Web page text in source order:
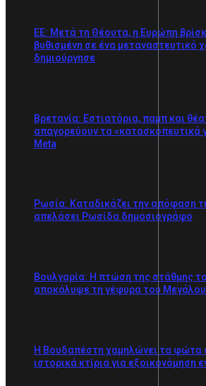
ΕΕ: Μετά τη Θέουτα, η Ευρώπη
βυθισμένη σε ένα μεταναστευτικό
δημιούργησε
Βρετανία: Εστιατόρια, παμπ και
απαγορεύουν τα «κατασκοπευτικά
Meta
Ρωσία: Καταδικάζει την απόφαση
απελάσει Ρωσίδα δημοσιογράφο
Βουλγαρία: Η πτώση της στάθμης
αποκάλυψε τη γέφυρα του
Η Βουδαπέστη χαμηλώνει τα φώτα
ιστορικά κτίρια για εξοικονόμηση